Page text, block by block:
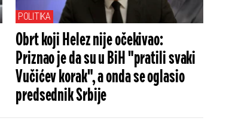
POLITIKA
Obrt koji Helez nije očekivao:
Priznao je da su u BiH "pratili svaki
Vučićev korak", a onda se oglasio
predsednik Srbije